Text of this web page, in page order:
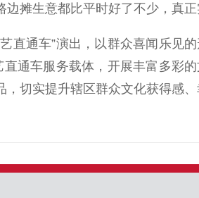
边摊生意都比平时好了不少，真
通车”演出，以群众喜闻乐见的
直通车服务载体，开展丰富多彩
切实提升辖区群众文化获得感、